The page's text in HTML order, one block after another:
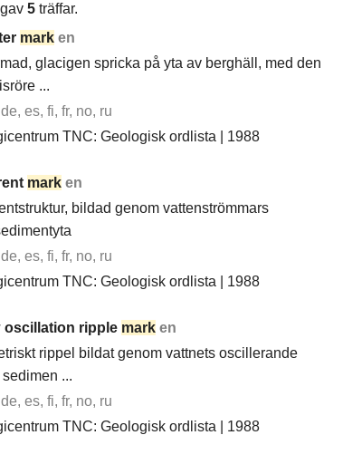
gav 5 träffar.
mark en
glacigen spricka på yta av berghäll, med den
...
es, fi, fr, no, ru
TNC: Geologisk ordlista | 1988
mark en
bildad genom vattenströmmars
es, fi, fr, no, ru
TNC: Geologisk ordlista | 1988
oscillation ripple mark en
rippel bildat genom vattnets oscillerande
...
es, fi, fr, no, ru
TNC: Geologisk ordlista | 1988